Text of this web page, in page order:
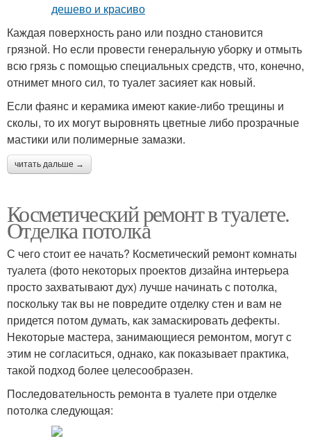
Каждая поверхность рано или поздно становится
грязной. Но если провести генеральную уборку и отмыть
всю грязь с помощью специальных средств, что, конечно,
отнимет много сил, то туалет засияет как новый.
Если фаянс и керамика имеют какие-либо трещины и
сколы, то их могут выровнять цветные либо прозрачные
мастики или полимерные замазки.
читать дальше →
Косметический ремонт в туалете.
Отделка потолка
С чего стоит ее начать? Косметический ремонт комнаты
туалета (фото некоторых проектов дизайна интерьера
просто захватывают дух) лучше начинать с потолка,
поскольку так вы не повредите отделку стен и вам не
придется потом думать, как замаскировать дефекты.
Некоторые мастера, занимающиеся ремонтом, могут с
этим не согласиться, однако, как показывает практика,
такой подход более целесообразен.
Последовательность ремонта в туалете при отделке
потолка следующая: